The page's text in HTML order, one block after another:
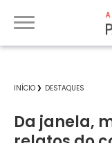
INÍCIO DESTAQUES
Da janela,